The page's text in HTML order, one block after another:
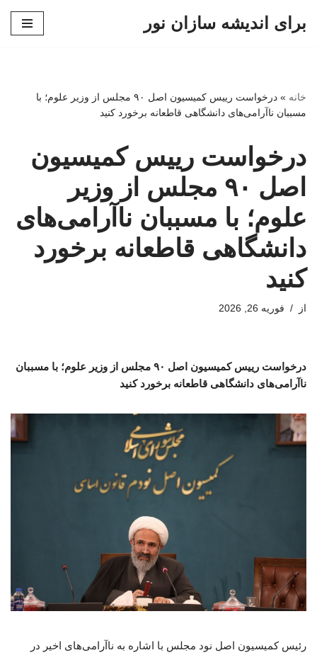
برای اندیشه سازان نور
خانه »
درخواست رییس کمیسیون اصل ۹۰ مجلس از وزیر علوم؛ با
مسببان ناآرامی‌های دانشگاهی قاطعانه برخورد کنید
درخواست رییس کمیسیون
اصل ۹۰ مجلس از وزیر
علوم؛ با مسببان ناآرامی‌های
دانشگاهی قاطعانه برخورد
کنید
از فوریه 26, 2026
درخواست رییس کمیسیون اصل ۹۰ مجلس از وزیر علوم؛ با مسببان
ناآرامی‌های دانشگاهی قاطعانه برخورد کنید
رئیس کمیسیون اصل نود مجلس با اشاره به ناآرامی‌های اخیر در